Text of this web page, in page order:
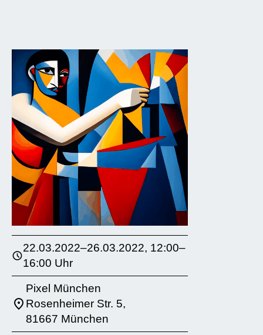
22.03.2022–26.03.2022, 12:00–
16:00 Uhr
Pixel München
Rosenheimer Str. 5,
81667 München